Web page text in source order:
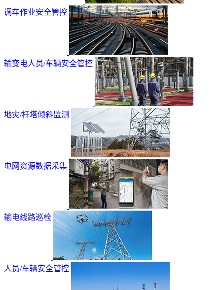
调车作业安全管控
输变电人员/车辆安全管控
地灾/杆塔倾斜监测
电网资源数据采集
输电线路巡检
人员/车辆安全管控